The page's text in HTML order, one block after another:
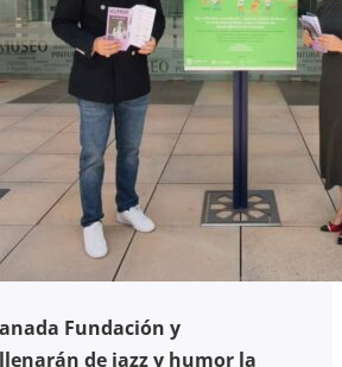
Fundación y
de jazz y humor la